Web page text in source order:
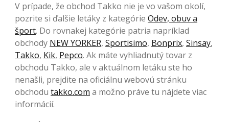
V prípade, že obchod Takko nie je vo vašom okolí,
pozrite si ďalšie letáky z kategórie Odev, obuv a
šport. Do rovnakej kategórie patria napríklad
obchody NEW YORKER, Sportisimo, Bonprix, Sinsay,
Takko, Kik, Pepco. Ak máte vyhliadnutý tovar z
obchodu Takko, ale v aktuálnom letáku ste ho
nenašli, prejdite na oficiálnu webovú stránku
obchodu takko.com a možno práve tu nájdete viac
informácií.